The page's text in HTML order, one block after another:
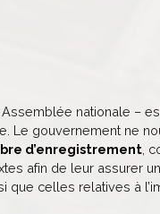
Assemblée nationale –
Le gouvernement ne
d’enregistrement ,
afin de leur assurer
que celles relatives à